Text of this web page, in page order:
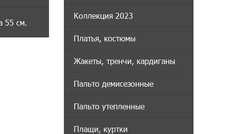
55 см.
Коллекция 2023
Платья, костюмы
Жакеты, тренчи, кардиганы
Пальто демисезонные
Пальто утепленные
Плащи, куртки